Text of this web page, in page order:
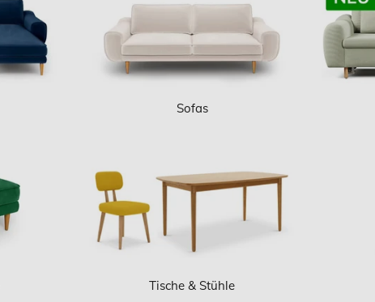
Sofas
Tische & Stühle